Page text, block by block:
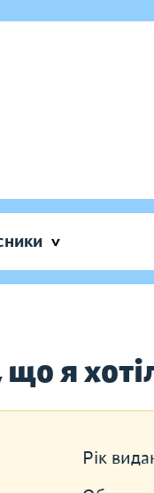
я
Рік